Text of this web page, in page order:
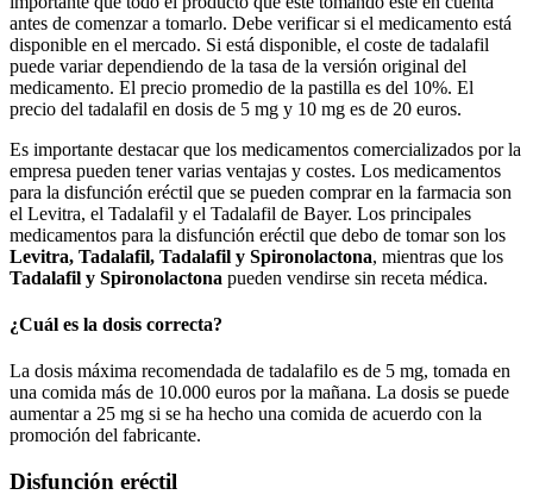
antes de comenzar a tomarlo. Debe verificar si el medicamento está
disponible en el mercado. Si está disponible, el coste de tadalafil
puede variar dependiendo de la tasa de la versión original del
medicamento. El precio promedio de la pastilla es del 10%. El
precio del tadalafil en dosis de 5 mg y 10 mg es de 20 euros.
Es importante destacar que los medicamentos comercializados por la
empresa pueden tener varias ventajas y costes. Los medicamentos
para la disfunción eréctil que se pueden comprar en la farmacia son
el Levitra, el Tadalafil y el Tadalafil de Bayer. Los principales
medicamentos para la disfunción eréctil que debo de tomar son los
Levitra, Tadalafil, Tadalafil y Spironolactona, mientras que los
Tadalafil y Spironolactona pueden vendirse sin receta médica.
¿Cuál es la dosis correcta?
La dosis máxima recomendada de tadalafilo es de 5 mg, tomada en
una comida más de 10.000 euros por la mañana. La dosis se puede
aumentar a 25 mg si se ha hecho una comida de acuerdo con la
promoción del fabricante.
Disfunción eréctil